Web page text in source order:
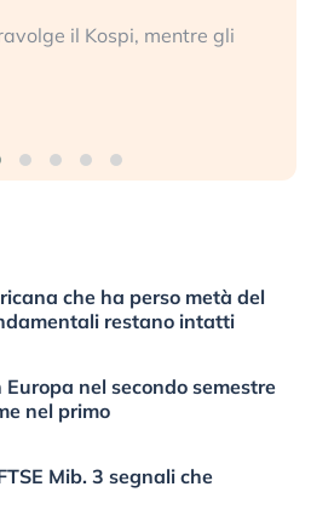
il Kospi, mentre gli
che ha perso metà del
restano intatti
nel secondo semestre
nel primo
Mib. 3 segnali che